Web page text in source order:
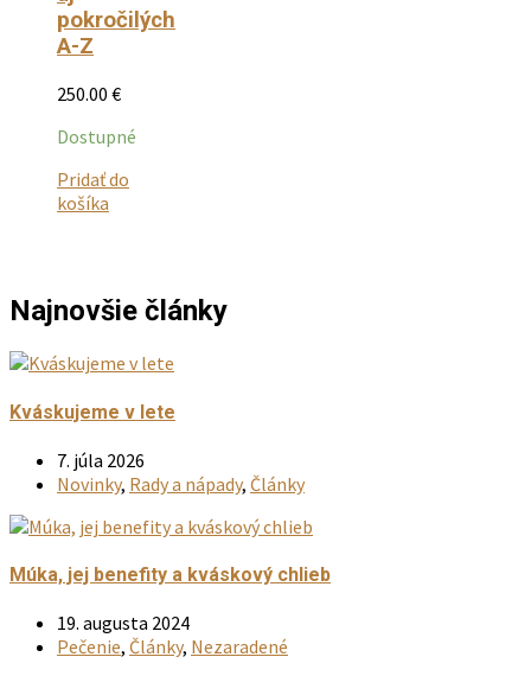
pokročilých
A-Z
250.00 €
Dostupné
Pridať do
košíka
variantov.
Možnosti
môžete
na
produktu.
Najnovšie články
Kváskujeme v lete
7. júla 2026
Novinky, Rady a nápady, Články
Múka, jej benefity a kváskový chlieb
19. augusta 2024
Pečenie, Články, Nezaradené